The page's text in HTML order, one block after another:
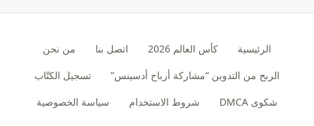
الرئيسية كأس العالم 2026 اتصل بنا
من نحن
الربح من التدوين “مشاركة أرباح أدسينس”
تسجيل الكتّاب
شكوى DMCA
شروط الاستخدام سياسة الخصوصية